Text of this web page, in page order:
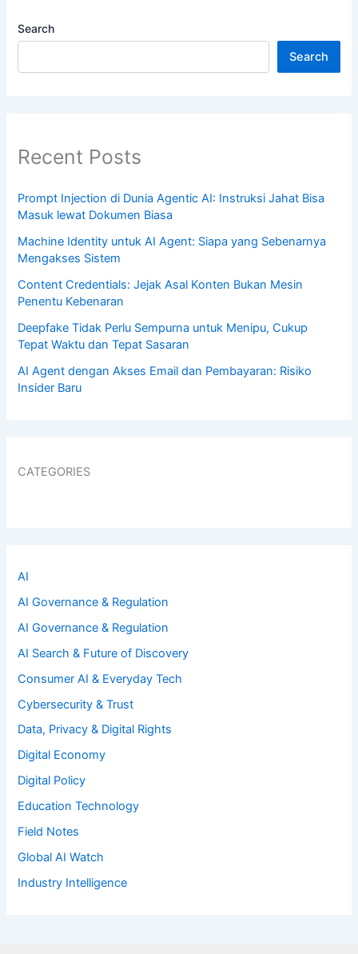
Search
Search
Recent Posts
Prompt Injection di Dunia Agentic AI: Instruksi Jahat Bisa
Masuk lewat Dokumen Biasa
Machine Identity untuk AI Agent: Siapa yang Sebenarnya
Mengakses Sistem
Content Credentials: Jejak Asal Konten Bukan Mesin
Penentu Kebenaran
Deepfake Tidak Perlu Sempurna untuk Menipu, Cukup
Tepat Waktu dan Tepat Sasaran
AI Agent dengan Akses Email dan Pembayaran: Risiko
Insider Baru
CATEGORIES
AI
AI Governance & Regulation
AI Governance & Regulation
AI Search & Future of Discovery
Consumer AI & Everyday Tech
Cybersecurity & Trust
Data, Privacy & Digital Rights
Digital Economy
Digital Policy
Education Technology
Field Notes
Global AI Watch
Industry Intelligence